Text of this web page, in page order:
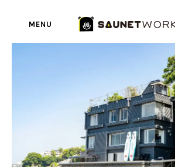
MENU
SAUNA TORECA
About us
writer’s blog